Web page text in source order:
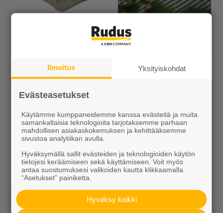
Lumo-Kartanokivi
Artik-noppa
Alk. 35,99 €/m²
CEVO-pihakivet
Alk. 37,05 €/m²
Ilmoitus Yksityiskohdat
Evästeasetukset
Käytämme kumppaneidemme kanssa evästeitä ja muita
samankaltaisia teknologioita tarjotaksemme parhaan
mahdollisen asiakaskokemuksen ja kehittääksemme
sivustoa analytiikan avulla.
Hyväksymällä sallit evästeiden ja teknologioiden käytön
tietojesi keräämiseen sekä käyttämiseen. Voit myös
antaa suostumuksesi valikoiden kautta klikkaamalla
“Asetukset” painiketta.
Hyväksy kaikki